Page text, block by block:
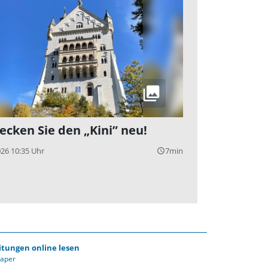
Sie den „Kini” neu!
10:35 Uhr query_builder7min
online lesen